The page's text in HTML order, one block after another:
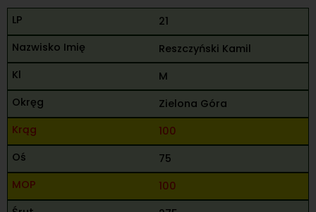
21
Reszczyński Kamil
M
Zielona Góra
100
75
100